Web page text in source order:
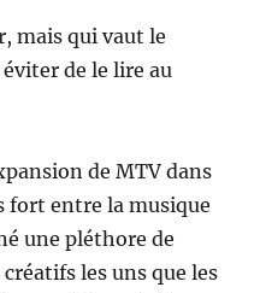
mais qui vaut le
de le lire au
de MTV dans
fort entre la musique
une pléthore de
les uns que les